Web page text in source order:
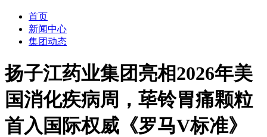
首页
新闻中心
集团动态
扬子江药业集团亮相2026年美
国消化疾病周，荜铃胃痛颗粒
首入国际权威《罗马V标准》